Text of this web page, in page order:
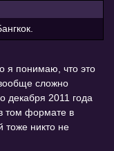
я понимаю, что это
сложно
декабря 2011 года
том формате в
тоже никто не